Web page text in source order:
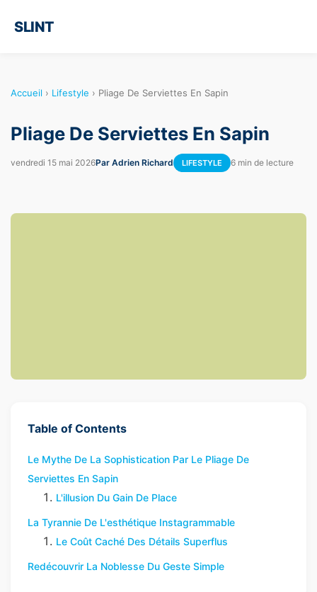
SLINT
Accueil › Lifestyle › Pliage De Serviettes En Sapin
Pliage De Serviettes En Sapin
vendredi 15 mai 2026Par Adrien Richard LIFESTYLE 6 min de lecture
Table of Contents
Le Mythe De La Sophistication Par Le Pliage De
Serviettes En Sapin
L'illusion Du Gain De Place
La Tyrannie De L'esthétique Instagrammable
Le Coût Caché Des Détails Superflus
Redécouvrir La Noblesse Du Geste Simple